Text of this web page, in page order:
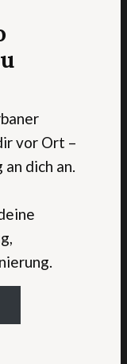
vor Ort –
dich an.